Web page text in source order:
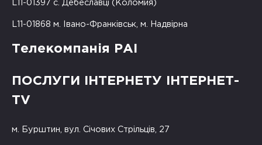
L11-01397 с. Дебеславці (Коломия)
L11-01868 м. Івано-Франківськ, м. Надвірна
Телекомпанія РАІ
ПОСЛУГИ ІНТЕРНЕТУ ІНТЕРНЕТ-
TV
м. Бурштин, вул. Січових Стрільців, 27